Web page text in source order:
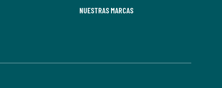
NUESTRAS MARCAS